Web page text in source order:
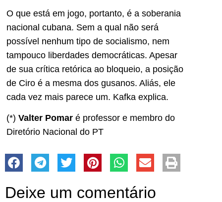
O que está em jogo, portanto, é a soberania
nacional cubana. Sem a qual não será
possível nenhum tipo de socialismo, nem
tampouco liberdades democráticas. Apesar
de sua crítica retórica ao bloqueio, a posição
de Ciro é a mesma dos gusanos. Aliás, ele
cada vez mais parece um. Kafka explica.
(*) Valter Pomar é professor e membro do
Diretório Nacional do PT
Deixe um comentário